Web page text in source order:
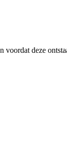
voordat deze